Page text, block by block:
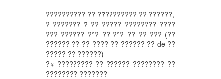
?????????? ?? ??́???????? ?? ??????,
? ????́??? ?̀ ?? ????? ???????? ????
??? ?????? ?°? ?? ?°? ?? ?? ??? (??
??́???? ?? ?? ???? ?? ?????? ?? de ??
????? ?? ??????)
?‍♀️????????? ?? ?????? ???????? ??
???????? ??????? !